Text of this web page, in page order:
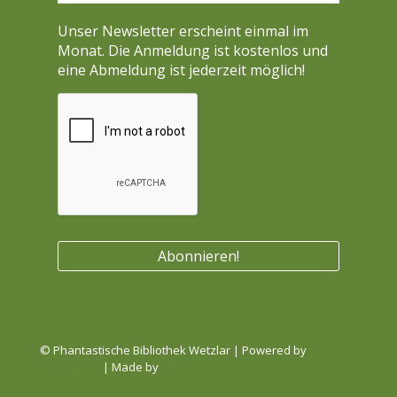
Unser Newsletter erscheint einmal im
Monat. Die Anmeldung ist kostenlos und
eine Abmeldung ist jederzeit möglich!
© Phantastische Bibliothek Wetzlar | Powered by
| Made by